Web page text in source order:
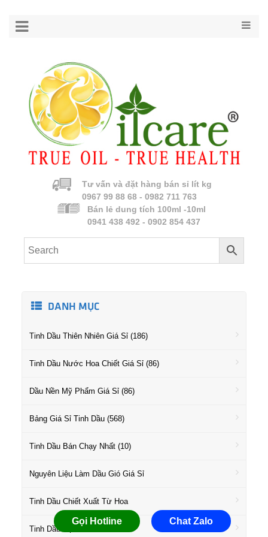
Tư vấn và đặt hàng bán sỉ lít kg
0967 99 88 68 - 0982 711 763
Bán lẻ dung tích 100ml -10ml
0941 438 492 - 0902 854 437
DANH MỤC
Tinh Dầu Thiên Nhiên Giá Sỉ (186)
Tinh Dầu Nước Hoa Chiết Giá Sỉ (86)
Dầu Nền Mỹ Phẩm Giá Sỉ (86)
Bảng Giá Sỉ Tinh Dầu (568)
Tinh Dầu Bán Chạy Nhất (10)
Nguyên Liệu Làm Dầu Gió Giá Sỉ
Tinh Dầu Chiết Xuất Từ Hoa
Tinh Dầu Họ Gỗ Giá Sỉ
Gọi Hotline Chat Zalo